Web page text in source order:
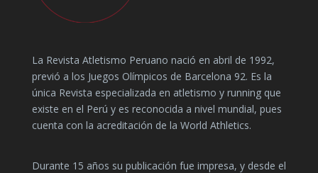
La Revista Atletismo Peruano nació en abril de 1992,
previó a los Juegos Olímpicos de Barcelona 92. Es la
única Revista especializada en atletismo y running que
existe en el Perú y es reconocida a nivel mundial, pues
cuenta con la acreditación de la World Athletics.
Durante 15 años su publicación fue impresa, y desde el